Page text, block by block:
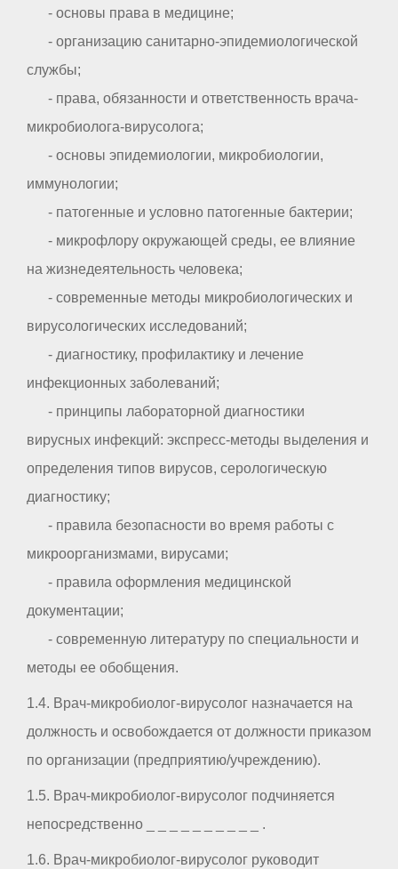
- основы права в медицине;
- организацию санитарно-эпидемиологической
службы;
- права, обязанности и ответственность врача-
микробиолога-вирусолога;
- основы эпидемиологии, микробиологии,
иммунологии;
- патогенные и условно патогенные бактерии;
- микрофлору окружающей среды, ее влияние
на жизнедеятельность человека;
- современные методы микробиологических и
вирусологических исследований;
- диагностику, профилактику и лечение
инфекционных заболеваний;
- принципы лабораторной диагностики
вирусных инфекций: экспресс-методы выделения и
определения типов вирусов, серологическую
диагностику;
- правила безопасности во время работы с
микроорганизмами, вирусами;
- правила оформления медицинской
документации;
- современную литературу по специальности и
методы ее обобщения.
1.4. Врач-микробиолог-вирусолог назначается на
должность и освобождается от должности приказом
по организации (предприятию/учреждению).
1.5. Врач-микробиолог-вирусолог подчиняется
непосредственно _ _ _ _ _ _ _ _ _ _ .
1.6. Врач-микробиолог-вирусолог руководит